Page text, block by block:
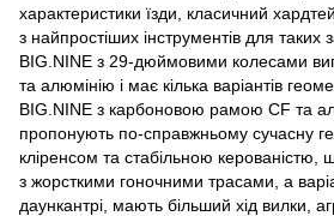
характеристики їзди, класичний
з найпростіших інструментів для таких
BIG.NINE з 29-дюймовими колесами
та алюмінію і має кілька варіантів
BIG.NINE з карбоновою рамою CF та
пропонують по-справжньому сучасну
кліренсом та стабільною
з жорсткими гоночними трасами, а
даункантрі, мають більший хід вилки,